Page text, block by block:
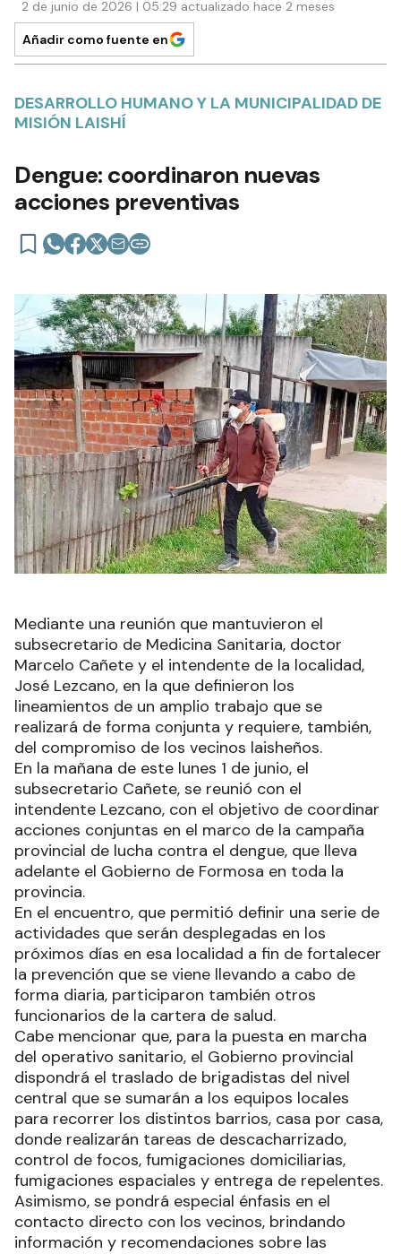
2 de junio de 2026 | 05:29 actualizado hace 2 meses
Añadir como fuente en
DESARROLLO HUMANO Y LA MUNICIPALIDAD DE
MISIÓN LAISHÍ
Dengue: coordinaron nuevas
acciones preventivas
Mediante una reunión que mantuvieron el
subsecretario de Medicina Sanitaria, doctor
Marcelo Cañete y el intendente de la localidad,
José Lezcano, en la que definieron los
lineamientos de un amplio trabajo que se
realizará de forma conjunta y requiere, también,
del compromiso de los vecinos laisheños.
En la mañana de este lunes 1 de junio, el
subsecretario Cañete, se reunió con el
intendente Lezcano, con el objetivo de coordinar
acciones conjuntas en el marco de la campaña
provincial de lucha contra el dengue, que lleva
adelante el Gobierno de Formosa en toda la
provincia.
En el encuentro, que permitió definir una serie de
actividades que serán desplegadas en los
próximos días en esa localidad a fin de fortalecer
la prevención que se viene llevando a cabo de
forma diaria, participaron también otros
funcionarios de la cartera de salud.
Cabe mencionar que, para la puesta en marcha
del operativo sanitario, el Gobierno provincial
dispondrá el traslado de brigadistas del nivel
central que se sumarán a los equipos locales
para recorrer los distintos barrios, casa por casa,
donde realizarán tareas de descacharrizado,
control de focos, fumigaciones domiciliarias,
fumigaciones espaciales y entrega de repelentes.
Asimismo, se pondrá especial énfasis en el
contacto directo con los vecinos, brindando
información y recomendaciones sobre las